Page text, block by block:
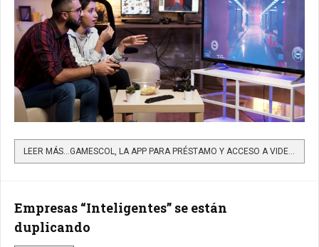
LEER MÁS…GAMESCOL, LA APP PARA PRÉSTAMO Y ACCESO A VIDEOJUEGOS, CONSOLAS Y ACCESORIOS A BUENOS PRECIOS
Empresas “Inteligentes” se están
duplicando